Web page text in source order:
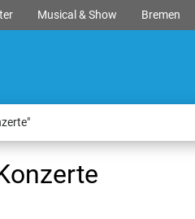
Musical & Show Bremen